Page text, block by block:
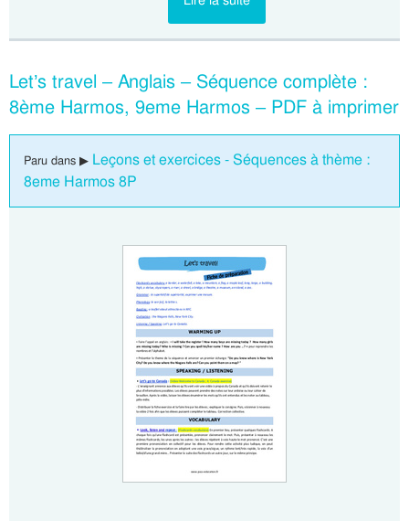
Let’s travel – Anglais – Séquence complète :
8ème Harmos, 9eme Harmos – PDF à imprimer
Paru dans ▶ Leçons et exercices - Séquences à thème :
8eme Harmos 8P